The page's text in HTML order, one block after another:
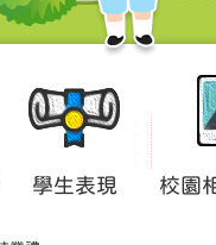
學生表現 校園